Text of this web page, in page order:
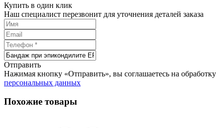
Купить в один клик
Наш специалист перезвонит для уточнения деталей заказа
Отправить
Нажимая кнопку «Отправить», вы соглашаетесь на обработку
персональных данных
Похожие товары